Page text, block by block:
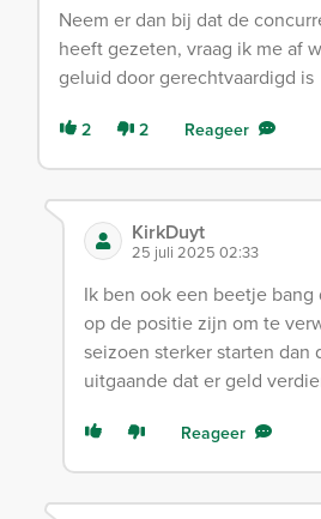
Neem er dan bij dat de
heeft gezeten, vraag ik me af
geluid door gerechtvaardigd is
2 2 Reageer
KirkDuyt
25 juli 2025 02:33
Ik ben ook een beetje
op de positie zijn om te
seizoen sterker starten dan
uitgaande dat er geld
Reageer